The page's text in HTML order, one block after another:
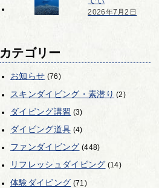
2026年7月2日
カテゴリー
お知らせ (76)
スキンダイビング・素潜り (2)
ダイビング講習 (3)
ダイビング道具 (4)
ファンダイビング (448)
リフレッシュダイビング (14)
体験ダイビング (71)